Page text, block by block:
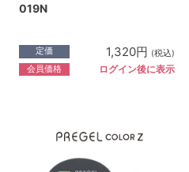
019N
定価 1,320円 (税込)
会員価格 ログイン後に表示